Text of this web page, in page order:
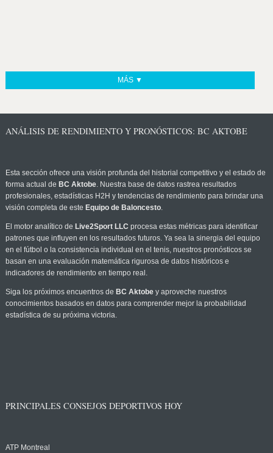
MÁS ▼
ANÁLISIS DE RENDIMIENTO Y PRONÓSTICOS: BC AKTOBE
Esta sección ofrece una visión profunda del historial competitivo y el estado de
forma actual de BC Aktobe. Nuestra base de datos rastrea resultados
profesionales, estadísticas H2H y tendencias de rendimiento para brindar una
visión completa de este Equipo de Baloncesto.
El motor analítico de Live2Sport LLC procesa estas métricas para identificar
patrones que influyen en los resultados futuros. Ya sea la sinergia del equipo
en el fútbol o la consistencia individual en el tenis, nuestros pronósticos se
basan en una evaluación matemática rigurosa de datos históricos e
indicadores de rendimiento en tiempo real.
Siga los próximos encuentros de BC Aktobey aproveche nuestros
conocimientos basados en datos para comprender mejor la probabilidad
estadística de su próxima victoria.
PRINCIPALES CONSEJOS DEPORTIVOS HOY
ATP Montreal